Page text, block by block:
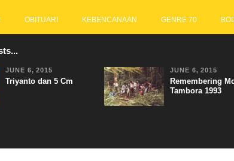
OBITUARI KEBENCANAAN GENRE 70
JUNE 6, 2015
Triyanto dan 5 Cm
JUNE 6, 2015
Remembering
Tambora 1993